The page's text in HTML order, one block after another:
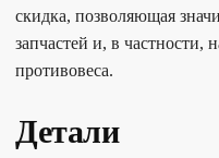
скидка, позволяющая
запчастей и, в
противовеса.
Детали